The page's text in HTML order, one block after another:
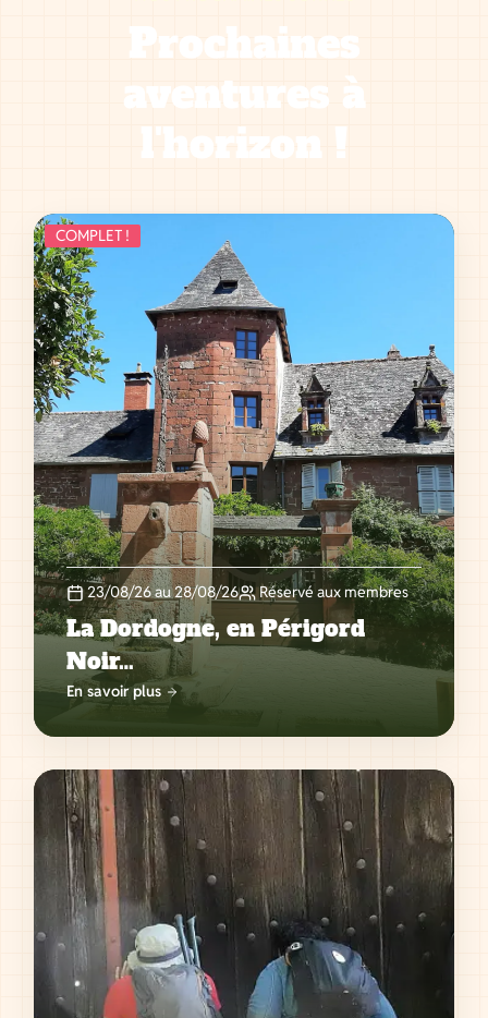
Prochaines
aventures à
l'horizon !
COMPLET !
23/08/26 au 28/08/26 Réservé aux membres
La Dordogne, en Périgord
Noir…
En savoir plus